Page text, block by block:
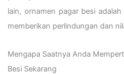
lain, ornamen pagar besi
memberikan perlindungan dan
Mengapa Saatnya Anda
Besi Sekarang